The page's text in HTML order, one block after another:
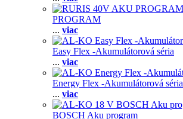
PROGRAM
... viac
Easy Flex -Akumulátorová séria
... viac
Energy Flex -Akumulátorová séria
... viac
BOSCH Aku program